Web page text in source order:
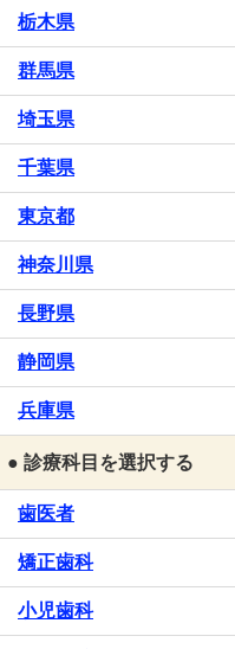
栃木県
群馬県
埼玉県
千葉県
東京都
神奈川県
長野県
静岡県
兵庫県
● 診療科目を選択する
歯医者
矯正歯科
小児歯科